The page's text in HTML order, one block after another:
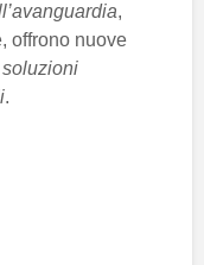
,
offrono nuove
soluzioni
.